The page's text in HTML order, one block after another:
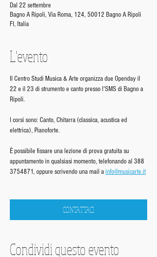
Dal 22 settembre
Bagno A Ripoli, Via Roma, 124, 50012 Bagno A Ripoli
FI, Italia
L'evento
Il Centro Studi Musica & Arte organizza due Openday il
22 e il 23 di strumento e canto presso l'SMS di Bagno a
Ripoli.
I corsi sono: Canto, Chitarra (classica, acustica ed
elettrica), Pianoforte.
È possibile fissare una lezione di prova gratuita su
appuntamento in qualsiasi momento, telefonando al 388
3754871, oppure scrivendo una mail a info@musicarte.it
CONTATTACI
Condividi questo evento